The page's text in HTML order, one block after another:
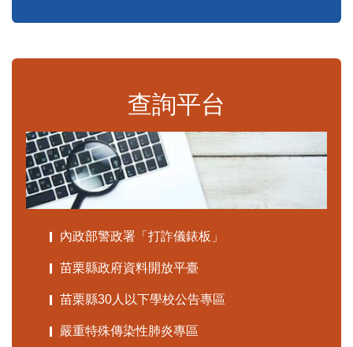
查詢平台
內政部警政署「打詐儀錶板」
苗栗縣政府資料開放平臺
苗栗縣30人以下學校公告專區
嚴重特殊傳染性肺炎專區